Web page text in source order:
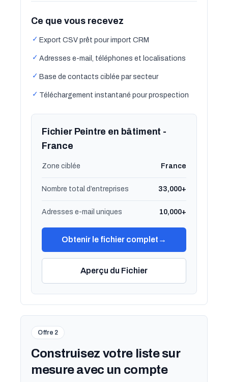
Ce que vous recevez
✓ Export CSV prêt pour import CRM
✓ Adresses e-mail, téléphones et localisations
✓ Base de contacts ciblée par secteur
✓ Téléchargement instantané pour prospection
Fichier Peintre en bâtiment -
France
Zone ciblée France
Nombre total d’entreprises 33,000+
Adresses e-mail uniques 10,000+
Obtenir le fichier complet →
Aperçu du Fichier
Offre 2
Construisez votre liste sur
mesure avec un compte